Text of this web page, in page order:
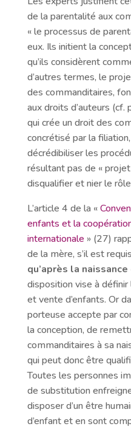
de la parentalité aux
« le processus de
eux. Ils initient la
qu’ils considèrent
d’autres termes, le
des commanditaires,
aux droits d’auteurs (cf.
qui crée un droit des
concrétisé par la
décrédibiliser les
résultant pas de «
disqualifier et nier le
L’article 4 de la «
enfants et la
internationale » (27)
de la mère, s’il est
qu’après la naissance
disposition vise à
et vente d’enfants. Or
porteuse accepte par
la conception, de
commanditaires à sa
qui peut donc être
Toutes les personnes
de substitution
disposer d’un être
d’enfant et en sont